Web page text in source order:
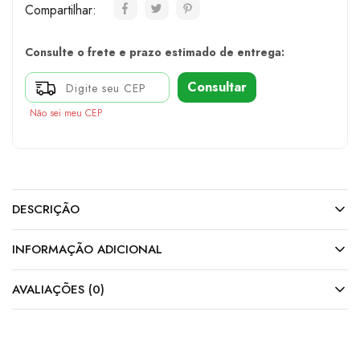
Compartilhar:
Consulte o frete e prazo estimado de entrega:
Consultar
Não sei meu CEP
DESCRIÇÃO
INFORMAÇÃO ADICIONAL
AVALIAÇÕES (0)